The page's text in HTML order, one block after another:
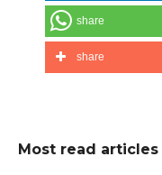
share
share
Most read